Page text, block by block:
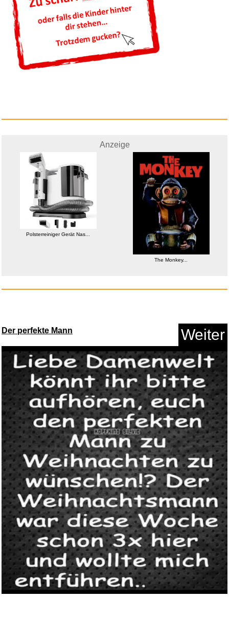
Anzeige
Anzeige
Peach elektrischer Anspitzer -...
Anzeige
Anzeige
Polsterreiniger Gerät Nas...
The Monkey...
Der perfekte Mann Weiter